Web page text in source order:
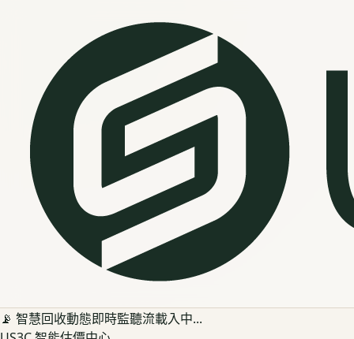
📡 智慧回收動態即時監聽流載入中...